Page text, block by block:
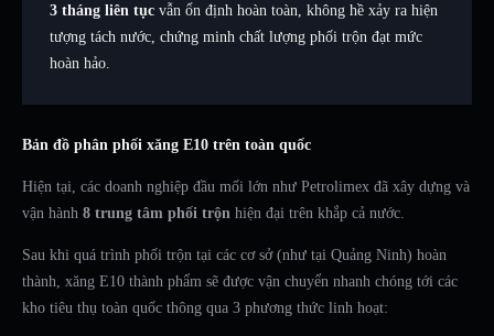
3 tháng liên tục vẫn ổn định hoàn toàn, không hề xảy ra hiện
tượng tách nước, chứng minh chất lượng phối trộn đạt mức
hoàn hảo.
Bản đồ phân phối xăng E10 trên toàn quốc
Hiện tại, các doanh nghiệp đầu mối lớn như Petrolimex đã xây dựng và
vận hành 8 trung tâm phối trộn hiện đại trên khắp cả nước.
Sau khi quá trình phối trộn tại các cơ sở (như tại Quảng Ninh) hoàn
thành, xăng E10 thành phẩm sẽ được vận chuyển nhanh chóng tới các
kho tiêu thụ toàn quốc thông qua 3 phương thức linh hoạt: